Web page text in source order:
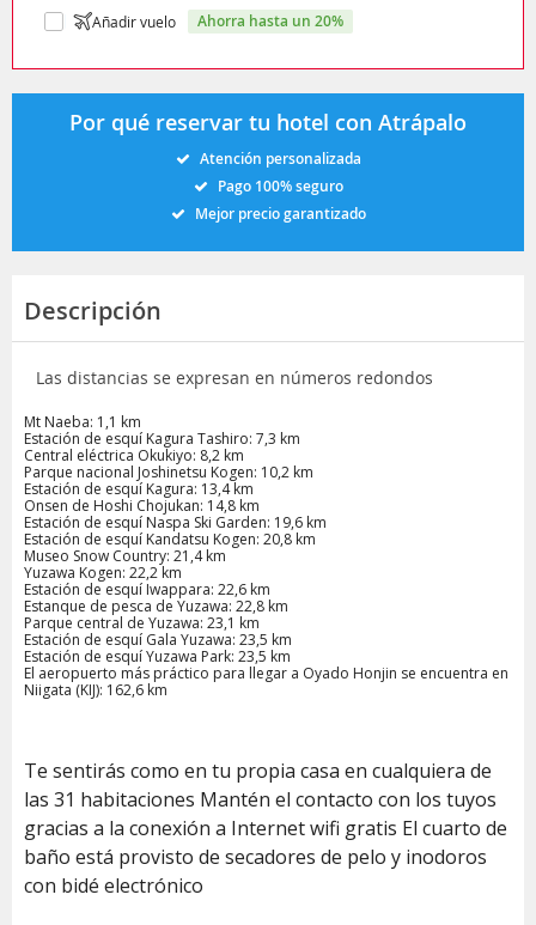
Añadir vuelo ahorra hasta un 20%
Por qué reservar tu hotel con Atrápalo
Atención personalizada
Pago 100% seguro
Mejor precio garantizado
Descripción
Las distancias se expresan en números redondos
Mt Naeba: 1,1 km
Estación de esquí Kagura Tashiro: 7,3 km
Central eléctrica Okukiyo: 8,2 km
Parque nacional Joshinetsu Kogen: 10,2 km
Estación de esquí Kagura: 13,4 km
Onsen de Hoshi Chojukan: 14,8 km
Estación de esquí Naspa Ski Garden: 19,6 km
Estación de esquí Kandatsu Kogen: 20,8 km
Museo Snow Country: 21,4 km
Yuzawa Kogen: 22,2 km
Estación de esquí Iwappara: 22,6 km
Estanque de pesca de Yuzawa: 22,8 km
Parque central de Yuzawa: 23,1 km
Estación de esquí Gala Yuzawa: 23,5 km
Estación de esquí Yuzawa Park: 23,5 km
El aeropuerto más práctico para llegar a Oyado Honjin se encuentra en
Niigata (KIJ): 162,6 km
Te sentirás como en tu propia casa en cualquiera de
las 31 habitaciones Mantén el contacto con los tuyos
gracias a la conexión a Internet wifi gratis El cuarto de
baño está provisto de secadores de pelo y inodoros
con bidé electrónico